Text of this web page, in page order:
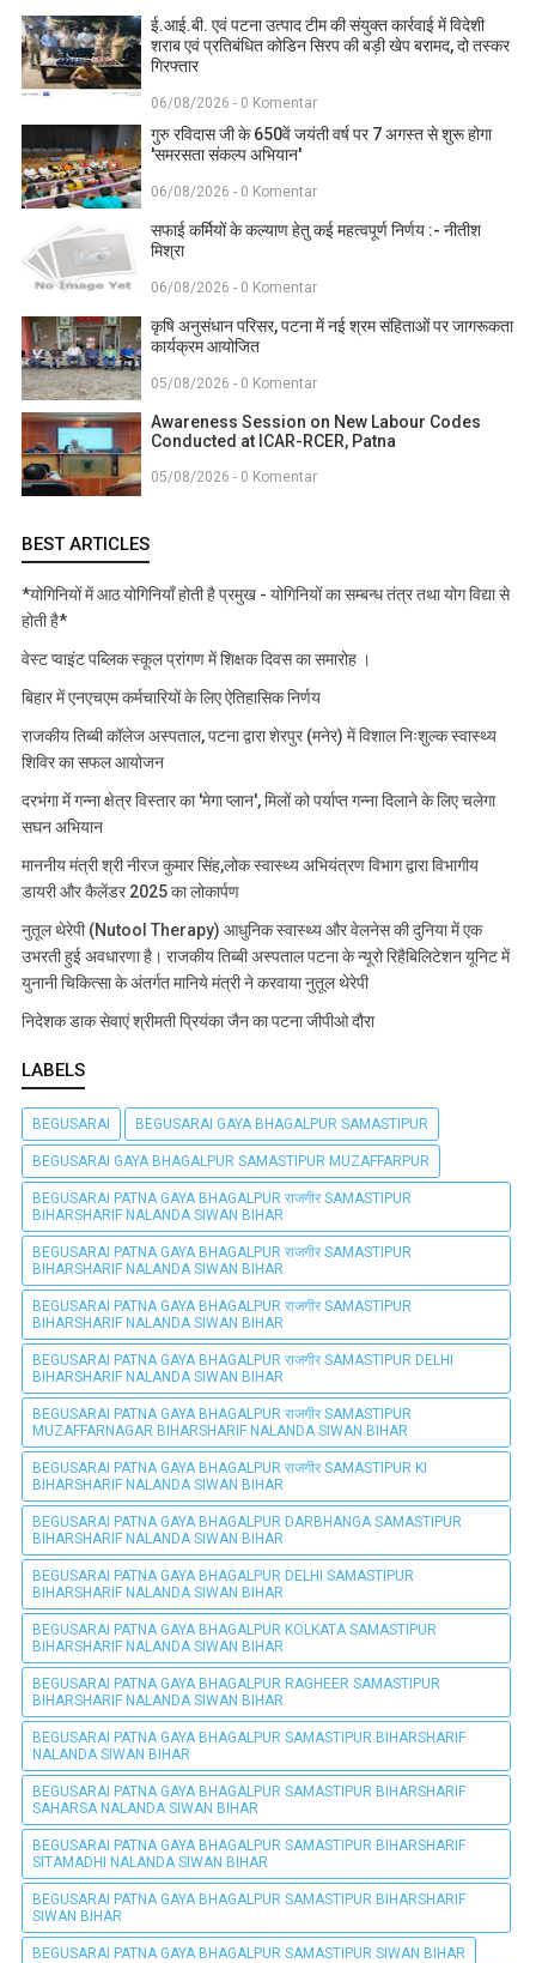
ई.आई.बी. एवं पटना उत्पाद टीम की संयुक्त कार्रवाई में विदेशी
शराब एवं प्रतिबंधित कोडिन सिरप की बड़ी खेप बरामद, दो तस्कर
गिरफ्तार
06/08/2026 - 0 Komentar
गुरु रविदास जी के 650वें जयंती वर्ष पर 7 अगस्त से शुरू होगा
'समरसता संकल्प अभियान'
06/08/2026 - 0 Komentar
सफाई कर्मियों के कल्याण हेतु कई महत्वपूर्ण निर्णय :- नीतीश
मिश्रा
06/08/2026 - 0 Komentar
कृषि अनुसंधान परिसर, पटना में नई श्रम संहिताओं पर जागरूकता
कार्यक्रम आयोजित
05/08/2026 - 0 Komentar
Awareness Session on New Labour Codes
Conducted at ICAR-RCER, Patna
05/08/2026 - 0 Komentar
BEST ARTICLES
*योगिनियों में आठ योगिनियाँ होती है प्रमुख - योगिनियों का सम्बन्ध तंत्र तथा योग विद्या से
होती है*
वेस्ट प्वाइंट पब्लिक स्कूल प्रांगण में शिक्षक दिवस का समारोह ।
बिहार में एनएचएम कर्मचारियों के लिए ऐतिहासिक निर्णय
राजकीय तिब्बी कॉलेज अस्पताल, पटना द्वारा शेरपुर (मनेर) में विशाल निःशुल्क स्वास्थ्य
शिविर का सफल आयोजन
दरभंगा में गन्ना क्षेत्र विस्तार का 'मेगा प्लान', मिलों को पर्याप्त गन्ना दिलाने के लिए चलेगा
सघन अभियान
माननीय मंत्री श्री नीरज कुमार सिंह,लोक स्वास्थ्य अभियंत्रण विभाग द्वारा विभागीय
डायरी और कैलेंडर 2025 का लोकार्पण
नुतूल थेरेपी (Nutool Therapy) आधुनिक स्वास्थ्य और वेलनेस की दुनिया में एक
उभरती हुई अवधारणा है। राजकीय तिब्बी अस्पताल पटना के न्यूरो रिहैबिलिटेशन यूनिट में
युनानी चिकित्सा के अंतर्गत मानिये मंत्री ने करवाया नुतूल थेरेपी
निदेशक डाक सेवाएं श्रीमती प्रियंका जैन का पटना जीपीओ दौरा
LABELS
BEGUSARAI BEGUSARAI GAYA BHAGALPUR SAMASTIPUR
BEGUSARAI GAYA BHAGALPUR SAMASTIPUR MUZAFFARPUR
BEGUSARAI PATNA GAYA BHAGALPUR राजगीर SAMASTIPUR
BIHARSHARIF NALANDA SIWAN BIHAR
BEGUSARAI PATNA GAYA BHAGALPUR राजगीर SAMASTIPUR
BIHARSHARIF NALANDA SIWAN BIHAR
BEGUSARAI PATNA GAYA BHAGALPUR राजगीर SAMASTIPUR
BIHARSHARIF NALANDA SIWAN BIHAR
BEGUSARAI PATNA GAYA BHAGALPUR राजगीर SAMASTIPUR DELHI
BIHARSHARIF NALANDA SIWAN BIHAR
BEGUSARAI PATNA GAYA BHAGALPUR राजगीर SAMASTIPUR
MUZAFFARNAGAR BIHARSHARIF NALANDA SIWAN BIHAR
BEGUSARAI PATNA GAYA BHAGALPUR राजगीर SAMASTIPUR KI
BIHARSHARIF NALANDA SIWAN BIHAR
BEGUSARAI PATNA GAYA BHAGALPUR DARBHANGA SAMASTIPUR
BIHARSHARIF NALANDA SIWAN BIHAR
BEGUSARAI PATNA GAYA BHAGALPUR DELHI SAMASTIPUR
BIHARSHARIF NALANDA SIWAN BIHAR
BEGUSARAI PATNA GAYA BHAGALPUR KOLKATA SAMASTIPUR
BIHARSHARIF NALANDA SIWAN BIHAR
BEGUSARAI PATNA GAYA BHAGALPUR RAGHEER SAMASTIPUR
BIHARSHARIF NALANDA SIWAN BIHAR
BEGUSARAI PATNA GAYA BHAGALPUR SAMASTIPUR BIHARSHARIF
NALANDA SIWAN BIHAR
BEGUSARAI PATNA GAYA BHAGALPUR SAMASTIPUR BIHARSHARIF
SAHARSA NALANDA SIWAN BIHAR
BEGUSARAI PATNA GAYA BHAGALPUR SAMASTIPUR BIHARSHARIF
SITAMADHI NALANDA SIWAN BIHAR
BEGUSARAI PATNA GAYA BHAGALPUR SAMASTIPUR BIHARSHARIF
SIWAN BIHAR
BEGUSARAI PATNA GAYA BHAGALPUR SAMASTIPUR SIWAN BIHAR